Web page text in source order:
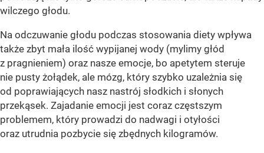
wilczego głodu.
Na odczuwanie głodu podczas stosowania diety wpływa
także zbyt mała ilość wypijanej wody (mylimy głód
z pragnieniem) oraz nasze emocje, bo apetytem steruje
nie pusty żołądek, ale mózg, który szybko uzależnia się
od poprawiających nasz nastrój słodkich i słonych
przekąsek. Zajadanie emocji jest coraz częstszym
problemem, który prowadzi do nadwagi i otyłości
oraz utrudnia pozbycie się zbędnych kilogramów.